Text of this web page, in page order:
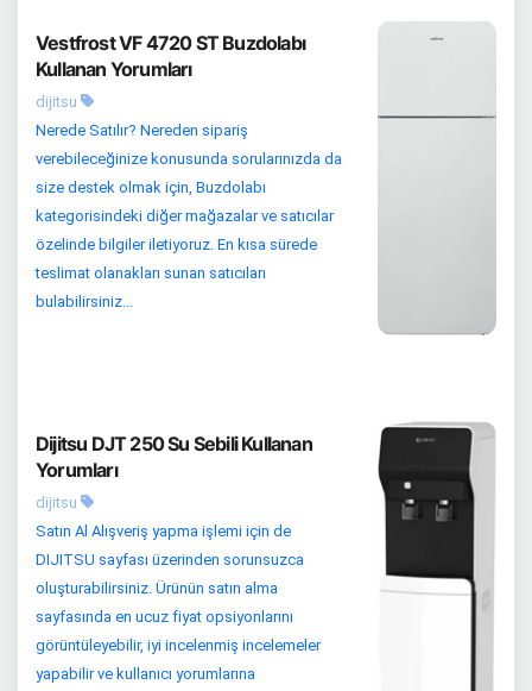
Vestfrost VF 4720 ST Buzdolabı
Kullanan Yorumları
dijitsu
Nerede Satılır? Nereden sipariş
verebileceğinize konusunda sorularınızda da
size destek olmak için, Buzdolabı
kategorisindeki diğer mağazalar ve satıcılar
özelinde bilgiler iletiyoruz. En kısa sürede
teslimat olanakları sunan satıcıları
bulabilirsiniz...
Dijitsu DJT 250 Su Sebili Kullanan
Yorumları
dijitsu
Satın Al Alışveriş yapma işlemi için de
DIJITSU sayfası üzerinden sorunsuzca
oluşturabilirsiniz. Ürünün satın alma
sayfasında en ucuz fiyat opsiyonlarını
görüntüleyebilir, iyi incelenmiş incelemeler
yapabilir ve kullanıcı yorumlarına